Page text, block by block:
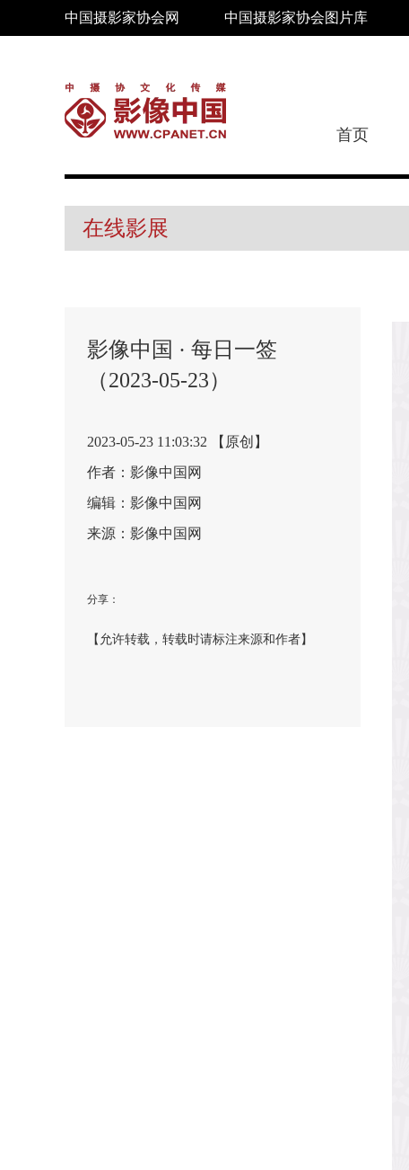
中国摄影家协会网 中国摄影家协会图片库
首页
在线影展
影像中国 · 每日一签
（2023-05-23）
2023-05-23 11:03:32 【原创】
作者：影像中国网
编辑：影像中国网
来源：影像中国网
分享：
【允许转载，转载时请标注来源和作者】